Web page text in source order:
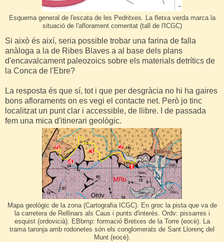
Esquema general de l'escata de les Pedritxes. La fletxa verda marca la
situació de l'aflorament comentat (tall de l'ICGC)
Si això és així, seria possible trobar una farina de falla
anàloga a la de Ribes Blaves a al base dels plans
d'encavalcament paleozoics sobre els materials detrítics de
la Conca de l'Ebre?
La resposta és que sí, tot i que per desgràcia no hi ha gaires
bons afloraments on es vegi el contacte net. Però jo tinc
localitzat un punt clar i accessible, de llibre. I de passada
fem una mica d'itinerari geològic.
Mapa geològic de la zona (Cartografia ICGC). En groc la pista que va de
la carretera de Rellinars als Caus i punts d'interès. Ordv: pissarres i
esquist (ordovicià). EBbmp: formació Bretxes de la Torre (eocè). La
trama taronja amb rodonetes són els conglomerats de Sant Llorenç del
Munt (eocè).